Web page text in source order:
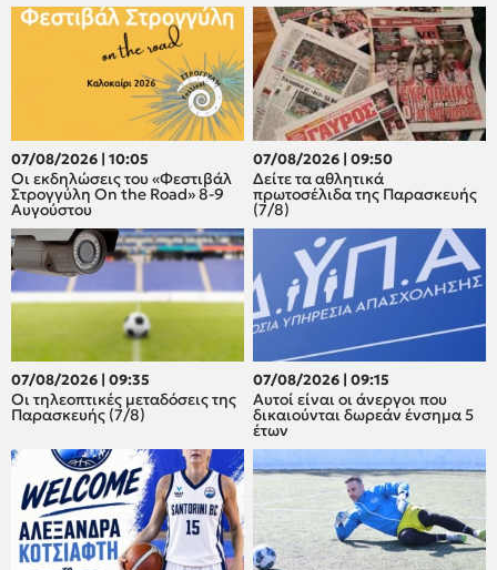
07/08/2026 | 10:05
Οι εκδηλώσεις του «Φεστιβάλ
Στρογγύλη On the Road» 8-9
Αυγούστου
07/08/2026 | 09:50
Δείτε τα αθλητικά
πρωτοσέλιδα της Παρασκευής
(7/8)
07/08/2026 | 09:35
Οι τηλεοπτικές μεταδόσεις της
Παρασκευής (7/8)
07/08/2026 | 09:15
Αυτοί είναι οι άνεργοι που
δικαιούνται δωρεάν ένσημα 5
έτων